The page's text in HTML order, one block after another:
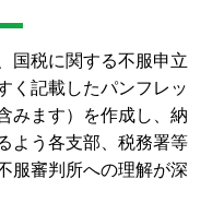
国税に関する不服申立
く記載したパンフレッ
みます）を作成し、納
よう各支部、税務署等
服審判所への理解が深